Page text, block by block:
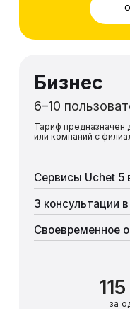
Бизнес
6–10
Тариф предназначен
или компаний с
Сервисы Uchet 5
3 консультации
Своевременное
за